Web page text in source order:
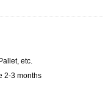
etc.
2-3 months